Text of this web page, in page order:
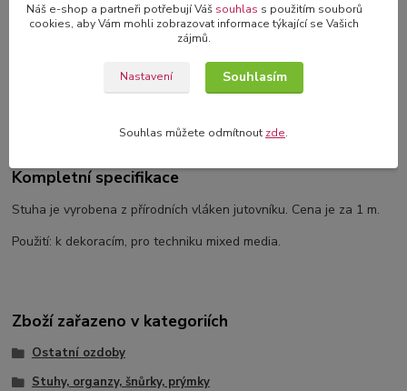
Kompletní specifikace
Kompletní specifikace
Stuha je vyrobena z přírodních vláken jutovníku. Cena je za 1 m.
Použití: k dekoracím, pro techniku mixed media.
Zboží zařazeno v kategoriích
Ostatní ozdoby
Stuhy, organzy, šnůrky, prýmky
Náš e-shop a partneři potřebují Váš souhlas s použitím souborů
cookies, aby Vám mohli zobrazovat informace týkající se Vašich
zájmů.
Nastavení Souhlasím
Souhlas můžete odmítnout zde.